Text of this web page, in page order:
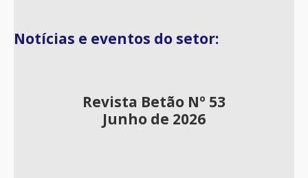
Notícias e eventos do setor:
Revista Betão Nº 53
Junho de 2026